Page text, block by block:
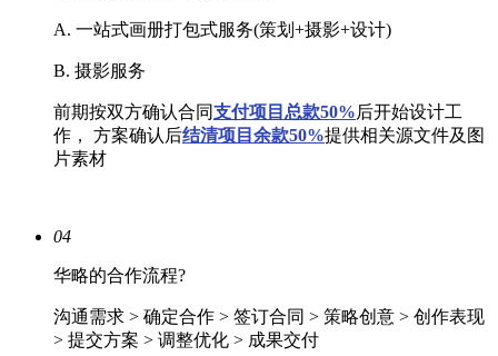
A. 一站式画册打包式服务(策划+摄影+设计)
B. 摄影服务
前期按双方确认合同支付项目总款50%后开始设计工
作， 方案确认后结清项目余款50%提供相关源文件及图
片素材
04
华略的合作流程?
沟通需求 > 确定合作 > 签订合同 > 策略创意 > 创作表现
> 提交方案 > 调整优化 > 成果交付